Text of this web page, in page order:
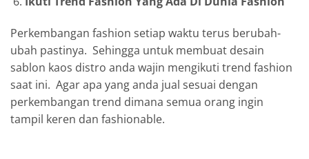
Perkembangan fashion setiap waktu terus berubah-
ubah pastinya. Sehingga untuk membuat desain
sablon kaos distro anda wajin mengikuti trend fashion
saat ini. Agar apa yang anda jual sesuai dengan
perkembangan trend dimana semua orang ingin
tampil keren dan fashionable.